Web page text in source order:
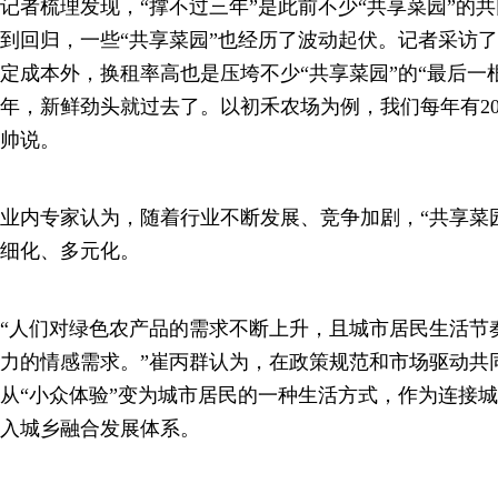
记者梳理发现，“撑不过三年”是此前不少“共享菜园”的
到回归，一些“共享菜园”也经历了波动起伏。记者采访
定成本外，换租率高也是压垮不少“共享菜园”的“最后一
年，新鲜劲头就过去了。以初禾农场为例，我们每年有
帅说。
业内专家认为，随着行业不断发展、竞争加剧，“共享菜
细化、多元化。
“人们对绿色农产品的需求不断上升，且城市居民生活
力的情感需求。”崔丙群认为，在政策规范和市场驱动共
从“小众体验”变为城市居民的一种生活方式，作为连接
入城乡融合发展体系。